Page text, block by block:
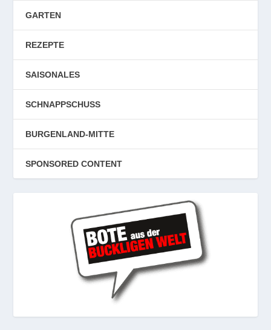
GARTEN
REZEPTE
SAISONALES
SCHNAPPSCHUSS
BURGENLAND-MITTE
SPONSORED CONTENT